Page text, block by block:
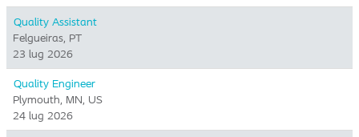
Quality Assistant
Felgueiras, PT
23 lug 2026
Quality Engineer
Plymouth, MN, US
24 lug 2026